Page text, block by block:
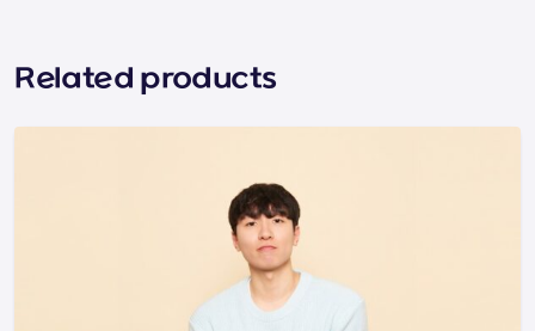
Related products